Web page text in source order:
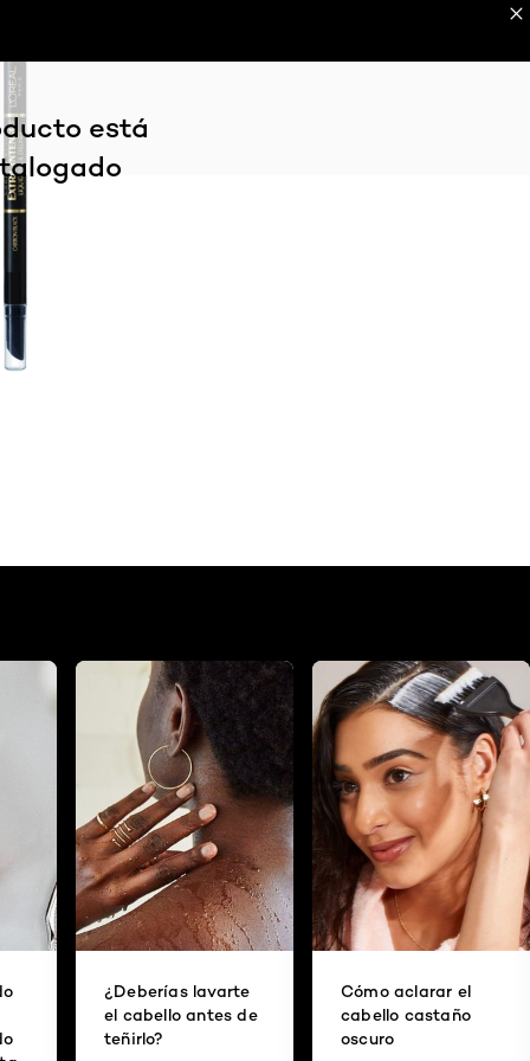
está
¿Deberías lavarte
el cabello antes de
teñirlo?
Cómo aclarar el
cabello castaño
oscuro